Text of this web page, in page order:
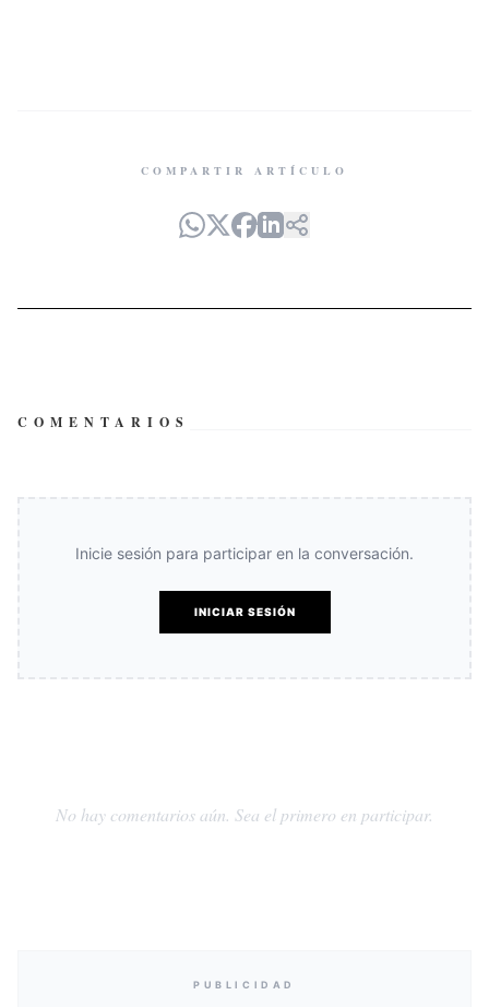
COMPARTIR ARTÍCULO
COMENTARIOS
Inicie sesión para participar en la conversación.
INICIAR SESIÓN
No hay comentarios aún. Sea el primero en participar.
PUBLICIDAD